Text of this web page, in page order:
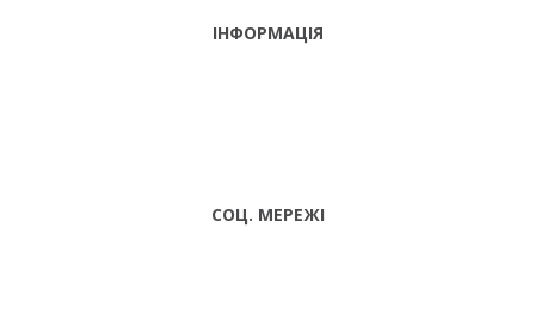
ІНФОРМАЦІЯ
СОЦ. МЕРЕЖІ